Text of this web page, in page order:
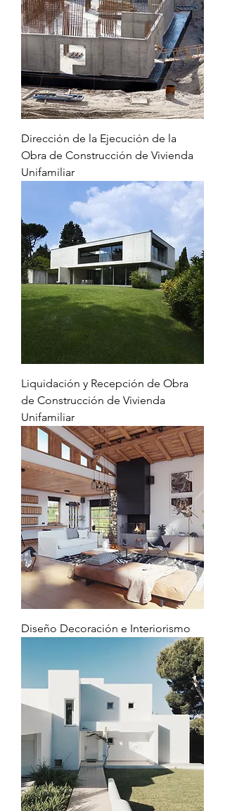
Dirección de la Ejecución de la
Obra de Construcción de Vivienda
Unifamiliar
Liquidación y Recepción de Obra
de Construcción de Vivienda
Unifamiliar
Diseño Decoración e Interiorismo